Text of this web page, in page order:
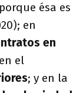
ésa es
en
en
el
; y en la